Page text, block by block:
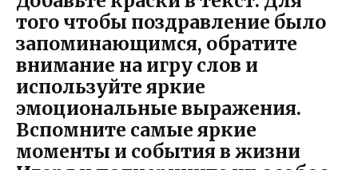
того чтобы поздравление было
запоминающимся, обратите
внимание на игру слов и
используйте яркие
эмоциональные выражения.
Вспомните самые яркие
моменты и события в жизни